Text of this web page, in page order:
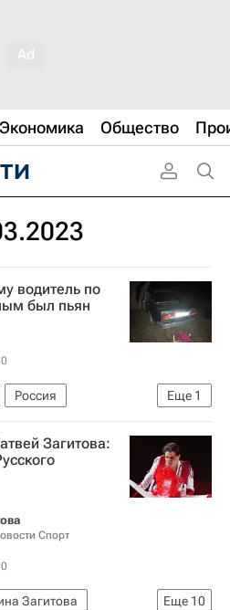
Экономика Общество
водитель по
был пьян
Еще 1
Россия
Загитова:
Спорт
Еще 10
Загитова